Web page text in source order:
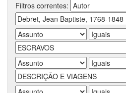
Filtros correntes: